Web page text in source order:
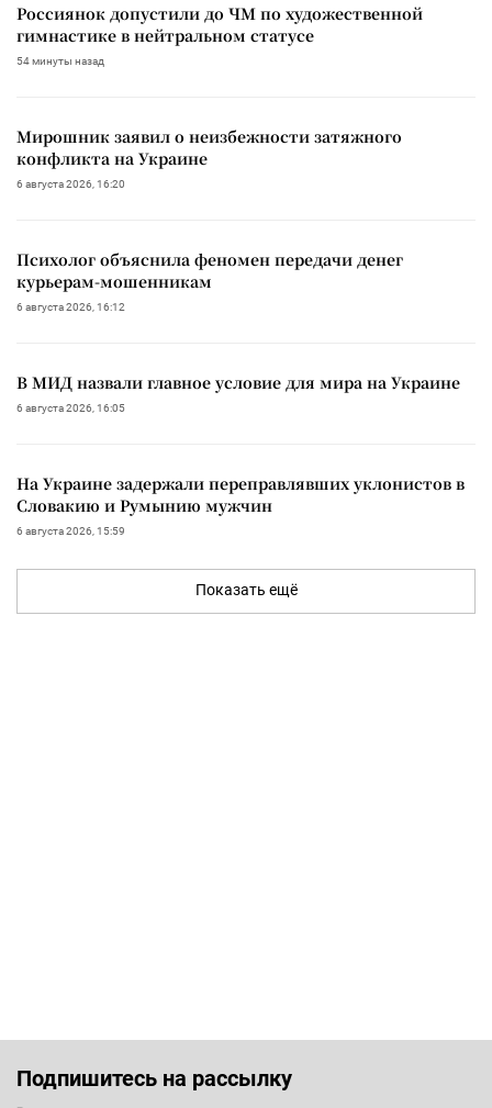
Россиянок допустили до ЧМ по художественной
гимнастике в нейтральном статусе
54 минуты назад
Мирошник заявил о неизбежности затяжного
конфликта на Украине
6 августа 2026, 16:20
Психолог объяснила феномен передачи денег
курьерам-мошенникам
6 августа 2026, 16:12
В МИД назвали главное условие для мира на Украине
6 августа 2026, 16:05
На Украине задержали переправлявших уклонистов в
Словакию и Румынию мужчин
6 августа 2026, 15:59
Показать ещё
Подпишитесь на рассылку